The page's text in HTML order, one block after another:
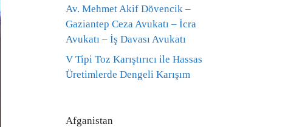
Av. Mehmet Akif Dövencik –
Gaziantep Ceza Avukatı – İcra
Avukatı – İş Davası Avukatı
V Tipi Toz Karıştırıcı ile Hassas
Üretimlerde Dengeli Karışım
Afganistan